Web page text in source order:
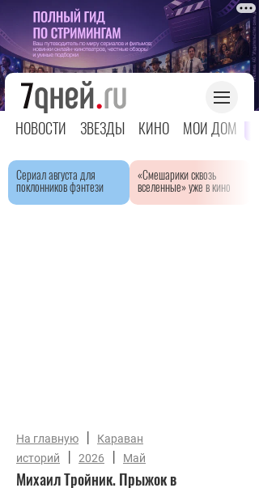
НОВОСТИ ЗВЕЗДЫ КИНО МОЙ ДОМ
Сериал августа для
поклонников фэнтези
«Смешарики сквозь
вселенные» уже в кино
На главную |
Караван
историй
| 2026 | Май
Михаил Тройник. Прыжок в